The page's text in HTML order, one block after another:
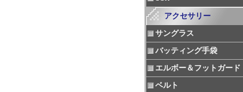
アクセサリー
サングラス
バッティング手袋
エルボー＆フットガード
ベルト